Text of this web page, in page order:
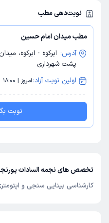
نوبت‌دهی مطب
مطب میدان امام حسین
آدرس: ابرکوه - ابرکوه،
پشت شهرداری
اولین نوبت آزاد: امروز | 18:00
نوبت
تخصص های نجمه السادات
کارشناسی بینایی سنجی و